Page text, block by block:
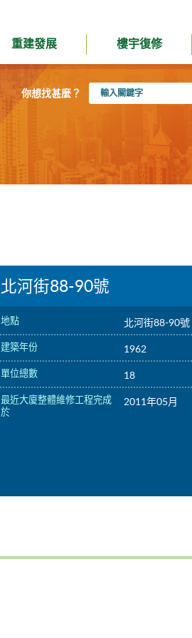
重建發展 樓宇復修
你想找甚麼？
入
北河街88-90號
地點 北河街88-90號
建築年份 1962
單位總數 18
最近大廈整體維修工程完成
於
2011年05月